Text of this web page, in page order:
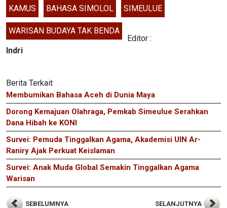
KAMUS
BAHASA SIMOLOL SIMEULUE
WARISAN BUDAYA TAK BENDA
Editor :
Indri
Berita Terkait
Membumikan Bahasa Aceh di Dunia Maya
Dorong Kemajuan Olahraga, Pemkab Simeulue Serahkan
Dana Hibah ke KONI
Survei: Pemuda Tinggalkan Agama, Akademisi UIN Ar-
Raniry Ajak Perkuat Keislaman
Survei: Anak Muda Global Semakin Tinggalkan Agama
Warisan
SEBELUMNYA SELANJUTNYA